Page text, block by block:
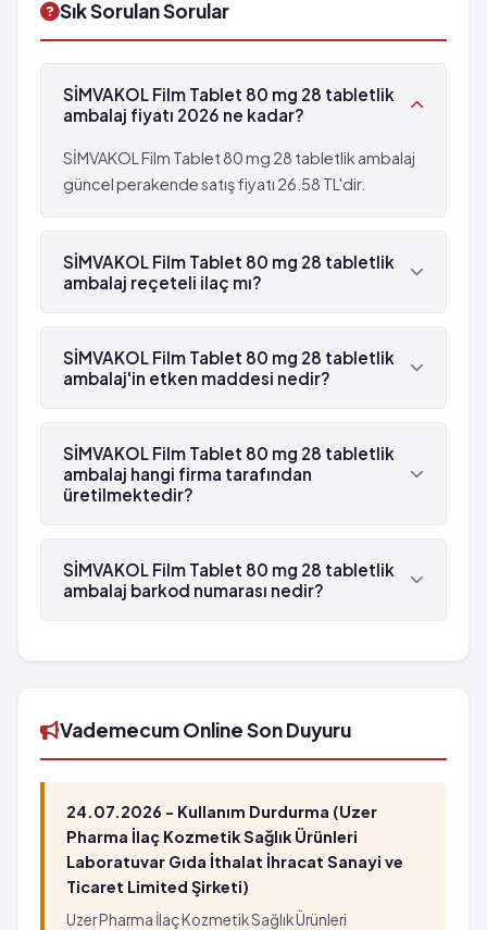
Karaciğer yetmezliği
Uyuma güçlüğü
Hafızada zayıflık
görülme sıklığı tahmin edilemiyor
Depresyon
Erektil disfonksiyon
Tendon kopmasını da içeren tendon problemleri
çok seyrek: 10,000 hastanın birinden az
görülebilir (%0.001 - %0.01)
Karaciğer yetmezliği
Uyuma güçlüğü
Hafızada zayıflık
Sık Sorulan Sorular
SİMVAKOL Film Tablet 80 mg 28 tabletlik
ambalaj fiyatı 2026 ne kadar?
SİMVAKOL Film Tablet 80 mg 28 tabletlik ambalaj
güncel perakende satış fiyatı 26.58 TL'dir.
SİMVAKOL Film Tablet 80 mg 28 tabletlik
ambalaj reçeteli ilaç mı?
Evet, SİMVAKOL Film Tablet 80 mg 28 tabletlik
ambalaj beyaz reçetelidir.
SİMVAKOL Film Tablet 80 mg 28 tabletlik
ambalaj'in etken maddesi nedir?
SİMVAKOL Film Tablet 80 mg 28 tabletlik
ambalaj'in etken maddesi Simvastatin 'dür.
SİMVAKOL Film Tablet 80 mg 28 tabletlik
ambalaj hangi firma tarafından
üretilmektedir?
SİMVAKOL Film Tablet 80 mg 28 tabletlik ambalaj ,
Nobel İlaç tarafından üretilmektedir.
SİMVAKOL Film Tablet 80 mg 28 tabletlik
ambalaj barkod numarası nedir?
ambalaj'in barkod numarası 8699540091375'tür.
Vademecum Online Son Duyuru
24.07.2026 - Kullanım Durdurma (Uzer
Pharma İlaç Kozmetik Sağlık Ürünleri
Laboratuvar Gıda İthalat İhracat Sanayi ve
Ticaret Limited Şirketi)
Uzer Pharma İlaç Kozmetik Sağlık Ürünleri